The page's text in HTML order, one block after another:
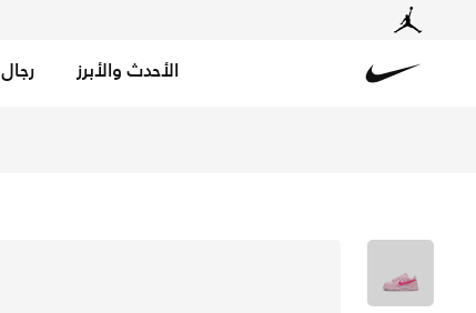
الأحدث والأبرز رجال